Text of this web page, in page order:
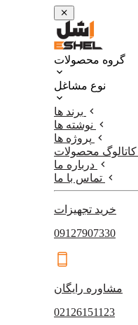
گروه محصولات
نوع مشاغل
برند ها
نوشته ها
پروژه ها
کاتالوگ محصولات
درباره ما
تماس با ما
خرید تجهیزات
09127907330
مشاوره رایگان
02126151123